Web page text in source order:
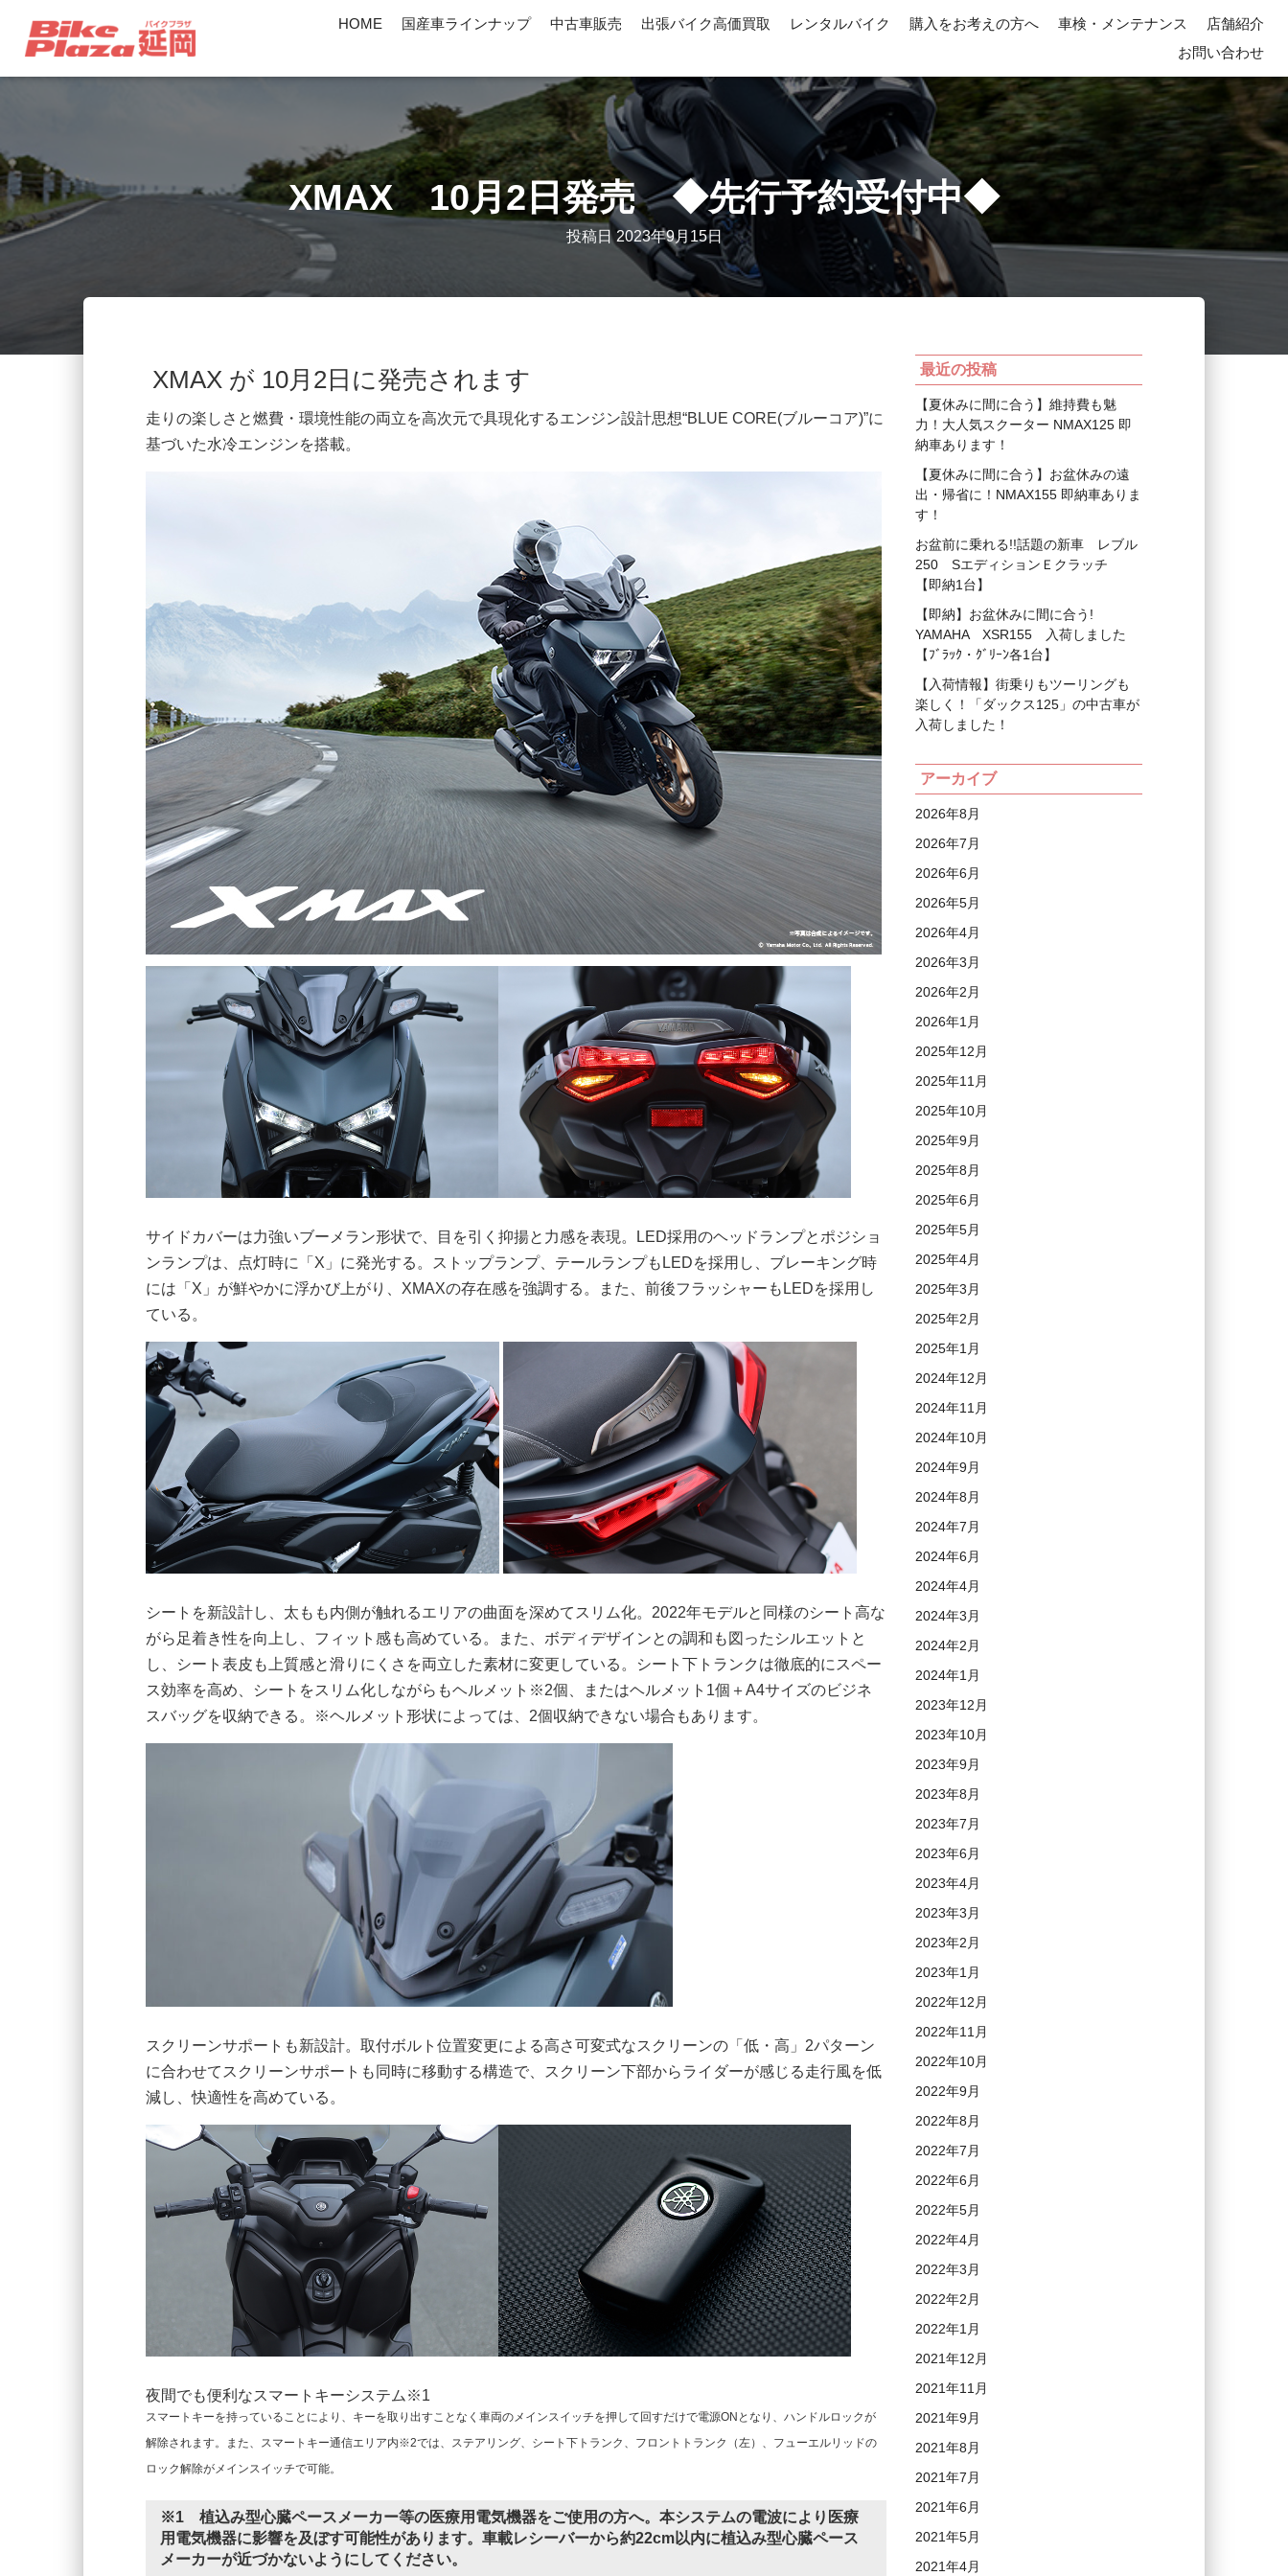
HOME 国産車ラインナップ 中古車販売 出張バイク高価買取 レンタルバイク 購入をお考えの方へ 車検・メンテナンス
店舗紹介
お問い合わせ
XMAX 10月2日発売 ◆先行予約受付中◆
投稿日2023年9月15日
XMAX が 10月2日に発売されます
走りの楽しさと燃費・環境性能の両立を高次元で具現化するエンジン設計思想“BLUE CORE(ブルーコア)”に
基づいた水冷エンジンを搭載。
サイドカバーは力強いブーメラン形状で、目を引く抑揚と力感を表現。LED採用のヘッドランプとポジショ
ンランプは、点灯時に「X」に発光する。ストップランプ、テールランプもLEDを採用し、ブレーキング時
には「X」が鮮やかに浮かび上がり、XMAXの存在感を強調する。また、前後フラッシャーもLEDを採用し
ている。
シートを新設計し、太もも内側が触れるエリアの曲面を深めてスリム化。2022年モデルと同様のシート高な
がら足着き性を向上し、フィット感も高めている。また、ボディデザインとの調和も図ったシルエットと
し、シート表皮も上質感と滑りにくさを両立した素材に変更している。シート下トランクは徹底的にスペー
ス効率を高め、シートをスリム化しながらもヘルメット※2個、またはヘルメット1個＋A4サイズのビジネ
スバッグを収納できる。※ヘルメット形状によっては、2個収納できない場合もあります。
スクリーンサポートも新設計。取付ボルト位置変更による高さ可変式なスクリーンの「低・高」2パターン
に合わせてスクリーンサポートも同時に移動する構造で、スクリーン下部からライダーが感じる走行風を低
減し、快適性を高めている。
夜間でも便利なスマートキーシステム※1
スマートキーを持っていることにより、キーを取り出すことなく車両のメインスイッチを押して回すだけで電源ONとなり、ハンドルロックが
解除されます。また、スマートキー通信エリア内※2では、ステアリング、シート下トランク、フロントトランク（左）、フューエルリッドの
ロック解除がメインスイッチで可能。
※1 植込み型心臓ペースメーカー等の医療用電気機器をご使用の方へ。本システムの電波により医療
用電気機器に影響を及ぼす可能性があります。車載レシーバーから約22cm以内に植込み型心臓ペース
メーカーが近づかないようにしてください。
最近の投稿
【夏休みに間に合う】維持費も魅
力！大人気スクーター NMAX125 即
納車あります！
【夏休みに間に合う】お盆休みの遠
出・帰省に！NMAX155 即納車ありま
す！
お盆前に乗れる!!話題の新車 レブル
250 SエディションＥクラッチ
【即納1台】
【即納】お盆休みに間に合う!
YAMAHA XSR155 入荷しました
【ﾌﾞﾗｯｸ・ｸﾞﾘｰﾝ各1台】
【入荷情報】街乗りもツーリングも
楽しく！「ダックス125」の中古車が
入荷しました！
アーカイブ
2026年8月
2026年7月
2026年6月
2026年5月
2026年4月
2026年3月
2026年2月
2026年1月
2025年12月
2025年11月
2025年10月
2025年9月
2025年8月
2025年6月
2025年5月
2025年4月
2025年3月
2025年2月
2025年1月
2024年12月
2024年11月
2024年10月
2024年9月
2024年8月
2024年7月
2024年6月
2024年4月
2024年3月
2024年2月
2024年1月
2023年12月
2023年10月
2023年9月
2023年8月
2023年7月
2023年6月
2023年4月
2023年3月
2023年2月
2023年1月
2022年12月
2022年11月
2022年10月
2022年9月
2022年8月
2022年7月
2022年6月
2022年5月
2022年4月
2022年3月
2022年2月
2022年1月
2021年12月
2021年11月
2021年9月
2021年8月
2021年7月
2021年6月
2021年5月
2021年4月